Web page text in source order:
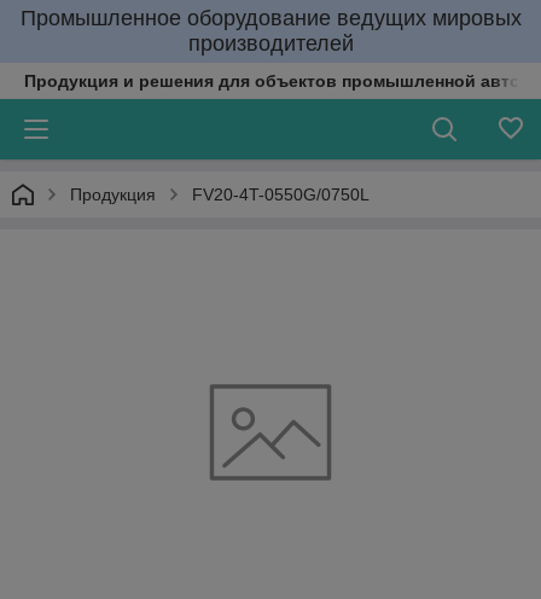
Промышленное оборудование ведущих мировых
производителей
Продукция и решения для объектов промышленной
Продукция FV20-4T-0550G/0750L